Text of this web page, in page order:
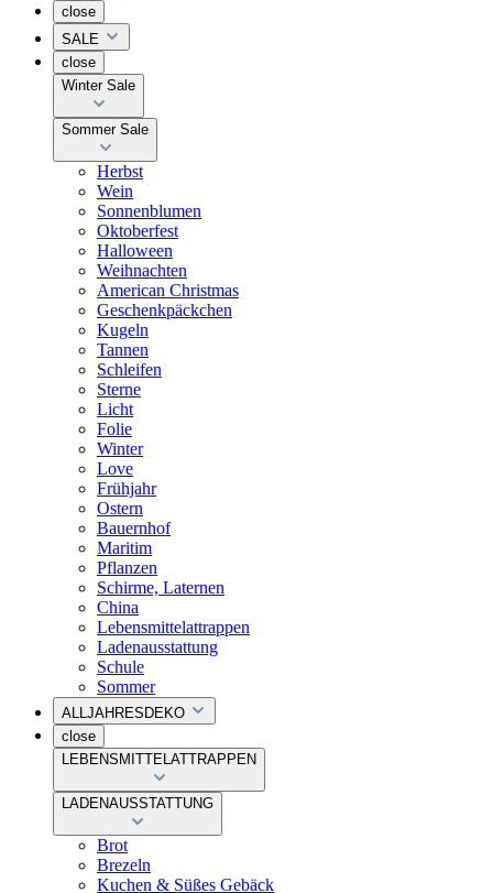
close
SALE
close
Winter Sale
Sommer Sale
Herbst
Wein
Sonnenblumen
Oktoberfest
Halloween
Weihnachten
American Christmas
Geschenkpäckchen
Kugeln
Tannen
Schleifen
Sterne
Licht
Folie
Winter
Love
Frühjahr
Ostern
Bauernhof
Maritim
Pflanzen
Schirme, Laternen
China
Lebensmittelattrappen
Ladenausstattung
Schule
Sommer
ALLJAHRESDEKO
close
LEBENSMITTELATTRAPPEN
LADENAUSSTATTUNG
Brot
Brezeln
Kuchen & Süßes Gebäck